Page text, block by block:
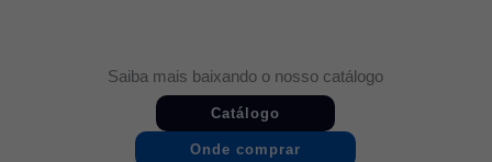
Saiba mais baixando o nosso catálogo
Catálogo
Onde comprar